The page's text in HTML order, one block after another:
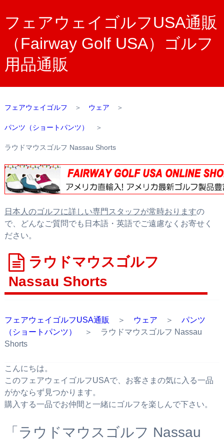
フェアウェイゴルフUSA通販
（Fairway Golf USA）ゴルフ
用品通販
フェアウェイゴルフ ＞ ウェア ＞
パンツ（ショートパンツ） ＞
ラウドマウスゴルフ Nassau Shorts
日本人のゴルフに詳しい専門スタッフが常時おりますの
で、どんなご質問でも日本語・英語でご遠慮なくお寄せく
ださい。
ラウドマウスゴルフ
Nassau Shorts
フェアウェイゴルフUSA通販 ＞ ウェア ＞ パンツ
（ショートパンツ）
＞ ラウドマウスゴルフ Nassau
Shorts
こんにちは。
このフェアウェイゴルフUSAで、お客さまの気に入る一品
がかならず見つかります。
購入する一品でお仲間と一緒にゴルフを楽しんで下さい。
「ラウドマウスゴルフ Nassau